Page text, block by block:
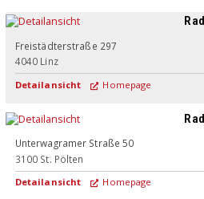
Freistädterstraße 297
4040 Linz
Detailansicht Homepage
Unterwagramer Straße 50
3100 St. Pölten
Detailansicht Homepage